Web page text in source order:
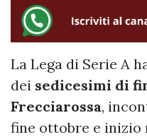
La Lega di Serie A
dei sedicesimi di
Frecciarossa,
fine ottobre e inizio